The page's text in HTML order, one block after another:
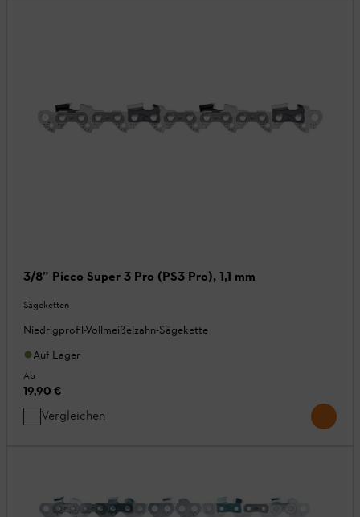
3/8” Picco Super 3 Pro (PS3 Pro), 1,1 mm
Sägeketten
Niedrigprofil-Vollmeißelzahn-Sägekette
Auf Lager
Ab
19,90 €
Vergleichen